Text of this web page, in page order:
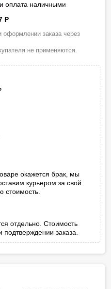
и оплата наличными
P
оформлении заказа через
не применяются.
окажется брак, мы
курьером за свой
стоимость.
отдельно. Стоимость
заказа.